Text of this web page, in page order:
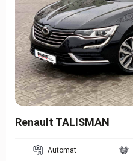
Renault TALISMAN
Automat